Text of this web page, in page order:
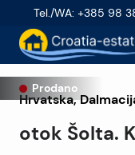
Tel./WA: +385 98
Prodano
Hrvatska,
otok Šolta.